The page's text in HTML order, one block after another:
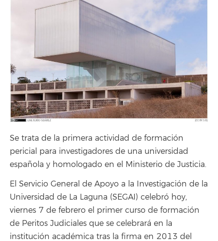
Se trata de la primera actividad de formación
pericial para investigadores de una universidad
española y homologado en el Ministerio de Justicia.
El Servicio General de Apoyo a la Investigación de la
Universidad de La Laguna (SEGAI) celebró hoy,
viernes 7 de febrero el primer curso de formación
de Peritos Judiciales que se celebrará en la
institución académica tras la firma en 2013 del